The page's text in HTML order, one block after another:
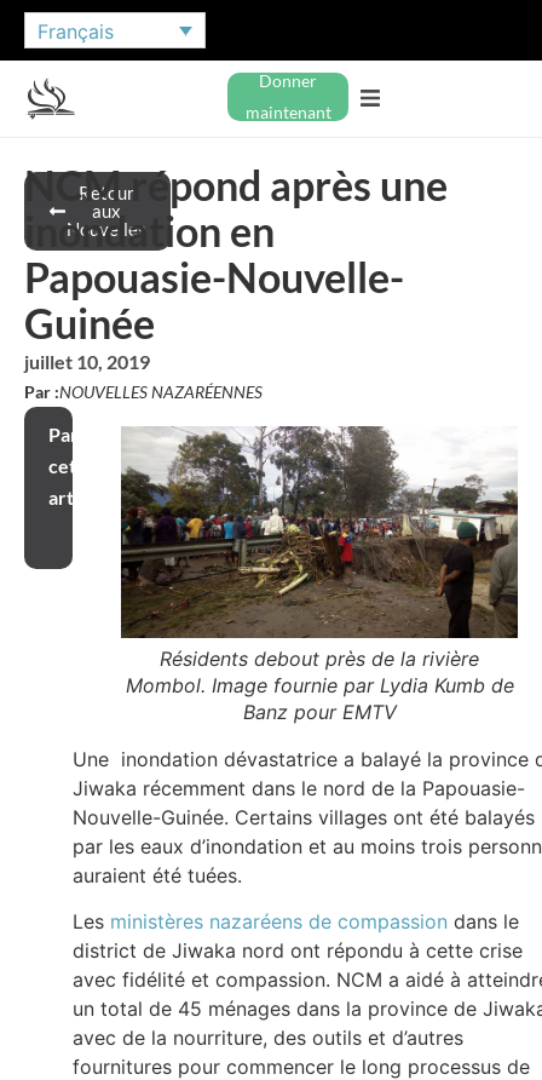
Français
Donner
maintenant
Retour
aux
Nouvelles
NCM répond après une
inondation en
Papouasie-Nouvelle-
Guinée
juillet 10, 2019
Par :NOUVELLES NAZARÉENNES
Partager
cet
article
Résidents debout près de la rivière
Mombol. Image fournie par Lydia Kumb de
Banz pour EMTV
Une inondation dévastatrice a balayé la province
Jiwaka récemment dans le nord de la Papouasie-
Nouvelle-Guinée. Certains villages ont été balayés
par les eaux d’inondation et au moins trois
auraient été tuées.
Les ministères nazaréens de compassion dans le
district de Jiwaka nord ont répondu à cette crise
avec fidélité et compassion. NCM a aidé à
un total de 45 ménages dans la province de
avec de la nourriture, des outils et d’autres
fournitures pour commencer le long processus de